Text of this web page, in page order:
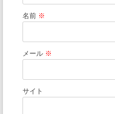
名前 ※
メール ※
サイト